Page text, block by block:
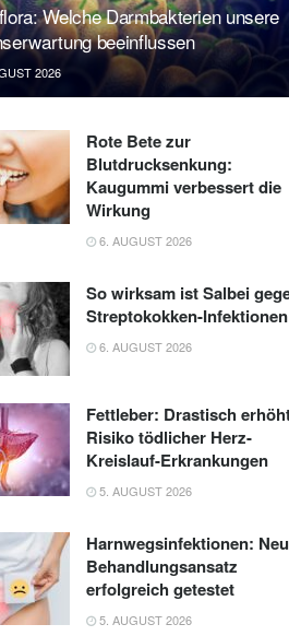
Welche Darmbakterien unsere
beeinflussen
2026
Rote Bete zur
Blutdrucksenkung:
Kaugummi verbessert die
Wirkung
6. AUGUST 2026
So wirksam ist Salbei
Streptokokken-Infektionen
6. AUGUST 2026
Fettleber: Drastisch
Risiko tödlicher Herz-
Kreislauf-Erkrankungen
5. AUGUST 2026
Harnwegsinfektionen:
Behandlungsansatz
erfolgreich getestet
5. AUGUST 2026